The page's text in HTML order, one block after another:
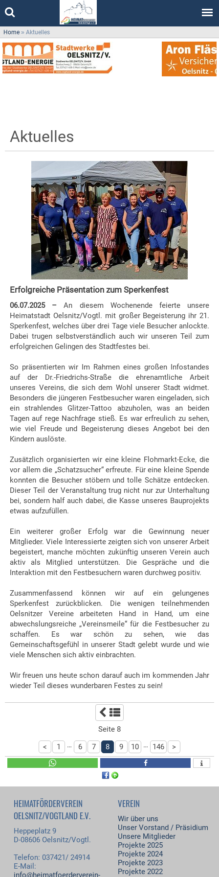
Home » Aktuelles
Aktuelles
Erfolgreiche Präsentation zum Sperkenfest
06.07.2025 – An diesem Wochenende feierte unsere
Heimatstadt Oelsnitz/Vogtl. mit großer Begeisterung ihr 21.
Sperkenfest, welches über drei Tage viele Besucher anlockte.
Dabei trugen selbstverständlich auch wir unseren Teil zum
erfolgreichen Gelingen des Stadtfestes bei.
So präsentierten wir Im Rahmen eines großen Infostandes
auf der Dr.-Friedrichs-Straße die ehrenamtliche Arbeit
unseres Vereins, die sich dem Wohl unserer Stadt widmet.
Besonders die jüngeren Festbesucher waren eingeladen, sich
ein strahlendes Glitzer-Tattoo abzuholen, was an beiden
Tagen auf rege Nachfrage stieß. Es war erfreulich zu sehen,
wie viel Freude und Begeisterung dieses Angebot bei den
Kindern auslöste.
Zusätzlich organisierten wir eine kleine Flohmarkt-Ecke, die
vor allem die „Schatzsucher“ erfreute. Für eine kleine Spende
konnten die Besucher stöbern und tolle Schätze entdecken.
Dieser Teil der Veranstaltung trug nicht nur zur Unterhaltung
bei, sondern half auch dabei, die Kasse unseres Bauprojekts
etwas aufzufüllen.
Ein weiterer großer Erfolg war die Gewinnung neuer
Mitglieder. Viele Interessierte zeigten sich von unserer Arbeit
begeistert, manche möchten zukünftig unseren Verein auch
aktiv als Mitglied unterstützen. Die Gespräche und die
Interaktion mit den Festbesuchern waren durchweg positiv.
Zusammenfassend können wir auf ein gelungenes
Sperkenfest zurückblicken. Die wenigen teilnehmenden
Oelsnitzer Vereine arbeiteten Hand in Hand, um eine
abwechslungsreiche „Vereinsmeile“ für die Festbesucher zu
schaffen. Es war schön zu sehen, wie das
Gemeinschaftsgefühl in unserer Stadt gelebt wurde und wie
viele Menschen sich aktiv einbrachten.
Wir freuen uns heute schon darauf auch im kommenden Jahr
wieder Teil dieses wunderbaren Festes zu sein!
Seite 8
<
1 … 6 7 8 9 10 … 146 >
HEIMATFÖRDERVEREIN
OELSNITZ/VOGTLAND E.V.
Heppeplatz 9
D-08606 Oelsnitz/Vogtl.
Telefon: 037421/ 24914
E-Mail:
info@heimatfoerderverein-
VEREIN
Wir über uns
Unser Vorstand / Präsidium
Unsere Mitglieder
Projekte 2025
Projekte 2024
Projekte 2023
Projekte 2022